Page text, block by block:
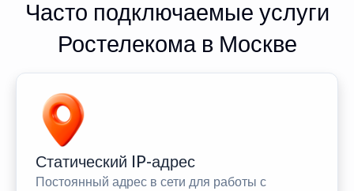
Часто подключаемые услуги
Ростелекома в Москве
Статический IP-адрес
Постоянный адрес в сети для работы с